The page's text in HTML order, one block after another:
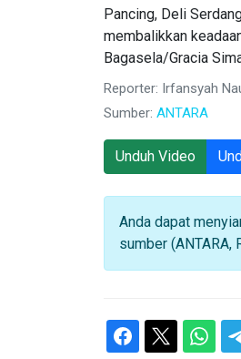
Pancing, Deli
membalikkan
Bagasela/Gracia
Reporter: Irfansyah
Sumber: ANTARA
Unduh Video
Anda dapat
sumber (ANTARA,